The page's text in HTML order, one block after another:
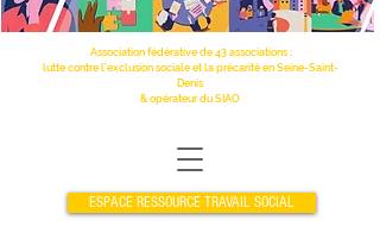
Association fédérative de 43 associations :
lutte contre l’exclusion sociale et la précarité en Seine-Saint-
Denis
& opérateur du SIAO
ESPACE RESSOURCE TRAVAIL SOCIAL